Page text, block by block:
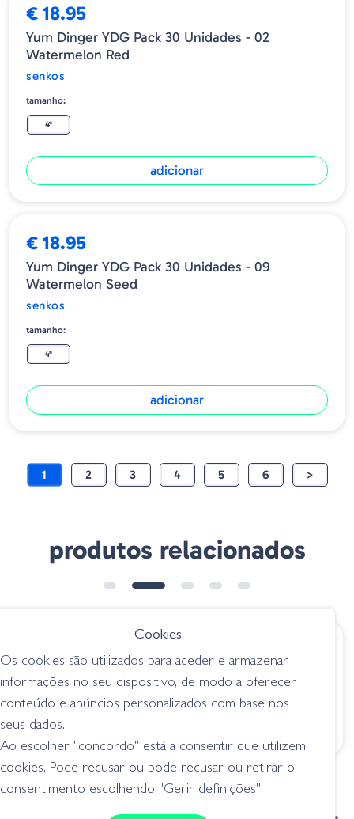
€ 18.95
Yum Dinger YDG Pack 30 Unidades - 02
Watermelon Red
senkos
tamanho:
4"
adicionar
€ 18.95
Yum Dinger YDG Pack 30 Unidades - 09
Watermelon Seed
senkos
tamanho:
4"
adicionar
1 2 3 4 5 6 >
produtos relacionados
€ 6.85 desde
Googan Lunker Log
- Baby Bass
Gary Yamamoto 5.5"
Slinko Floater - 221
Cinnamon Bk & Pr
condições de venda livro de reclamações
Cookies
Os cookies são utilizados para aceder e armazenar
informações no seu dispositivo, de modo a oferecer
conteúdo e anúncios personalizados com base nos
seus dados.
Ao escolher "concordo" está a consentir que utilizem
cookies. Pode recusar ou pode recusar ou retirar o
consentimento escolhendo "Gerir definições".